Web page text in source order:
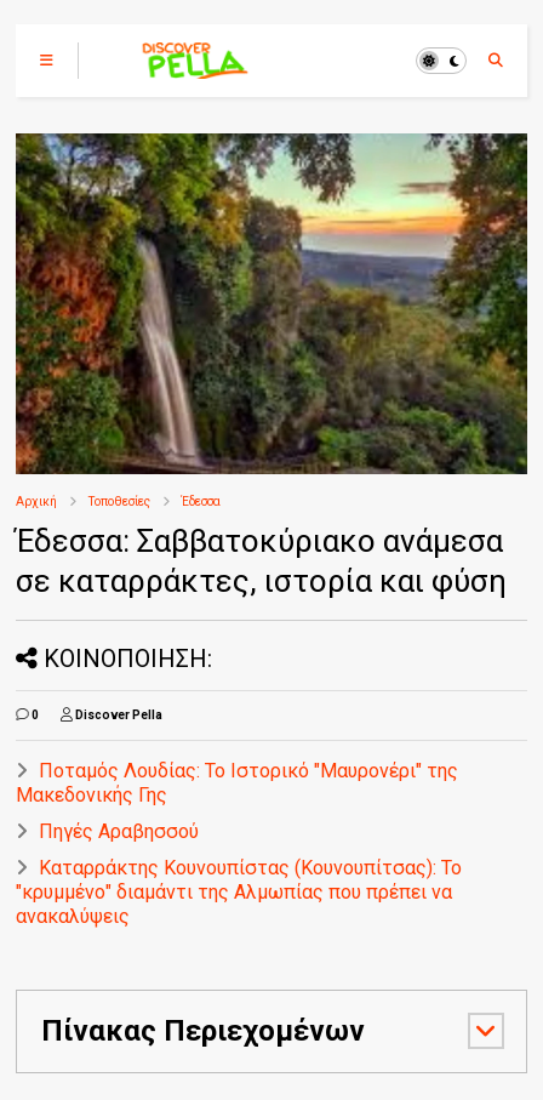
Αρχική Τοποθεσίες Έδεσσα
Έδεσσα: Σαββατοκύριακο ανάμεσα
σε καταρράκτες, ιστορία και φύση
ΚΟΙΝΟΠΟΙΗΣΗ:
0 Discover Pella
Ποταμός Λουδίας: Το Ιστορικό "Μαυρονέρι" της
Μακεδονικής Γης
Πηγές Αραβησσού
Καταρράκτης Κουνουπίστας (Κουνουπίτσας): Το
"κρυμμένο" διαμάντι της Αλμωπίας που πρέπει να
ανακαλύψεις
Πίνακας Περιεχομένων